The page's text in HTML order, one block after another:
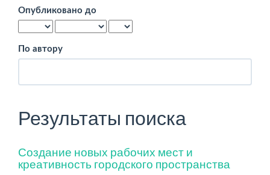
Опубликовано до
По автору
Результаты поиска
Создание новых рабочих мест и
креативность городского пространства